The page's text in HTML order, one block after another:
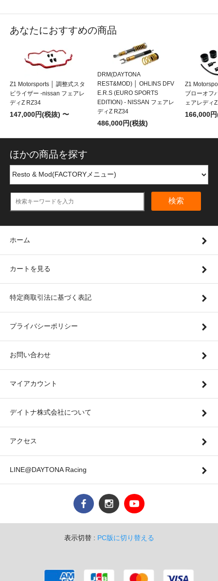
あなたにおすすめの商品
Z1 Motorsports │ 調整式スタ
ビライザー -nissan フェアレ
ディZ RZ34
147,000円(税抜) 〜
DRM(DAYTONA
REST&MOD) │ OHLINS DFV
E.R.S (EURO SPORTS
EDITION) - NISSAN フェアレ
ディZ RZ34
486,000円(税抜)
Z1
ブローオフ
ェアレディ
166,000
ほかの商品を探す
検索
ホーム
カートを見る
特定商取引法に基づく表記
プライバシーポリシー
お問い合わせ
マイアカウント
デイトナ株式会社について
アクセス
LINE@DAYTONA Racing
表示切替 : PC版に切り替える